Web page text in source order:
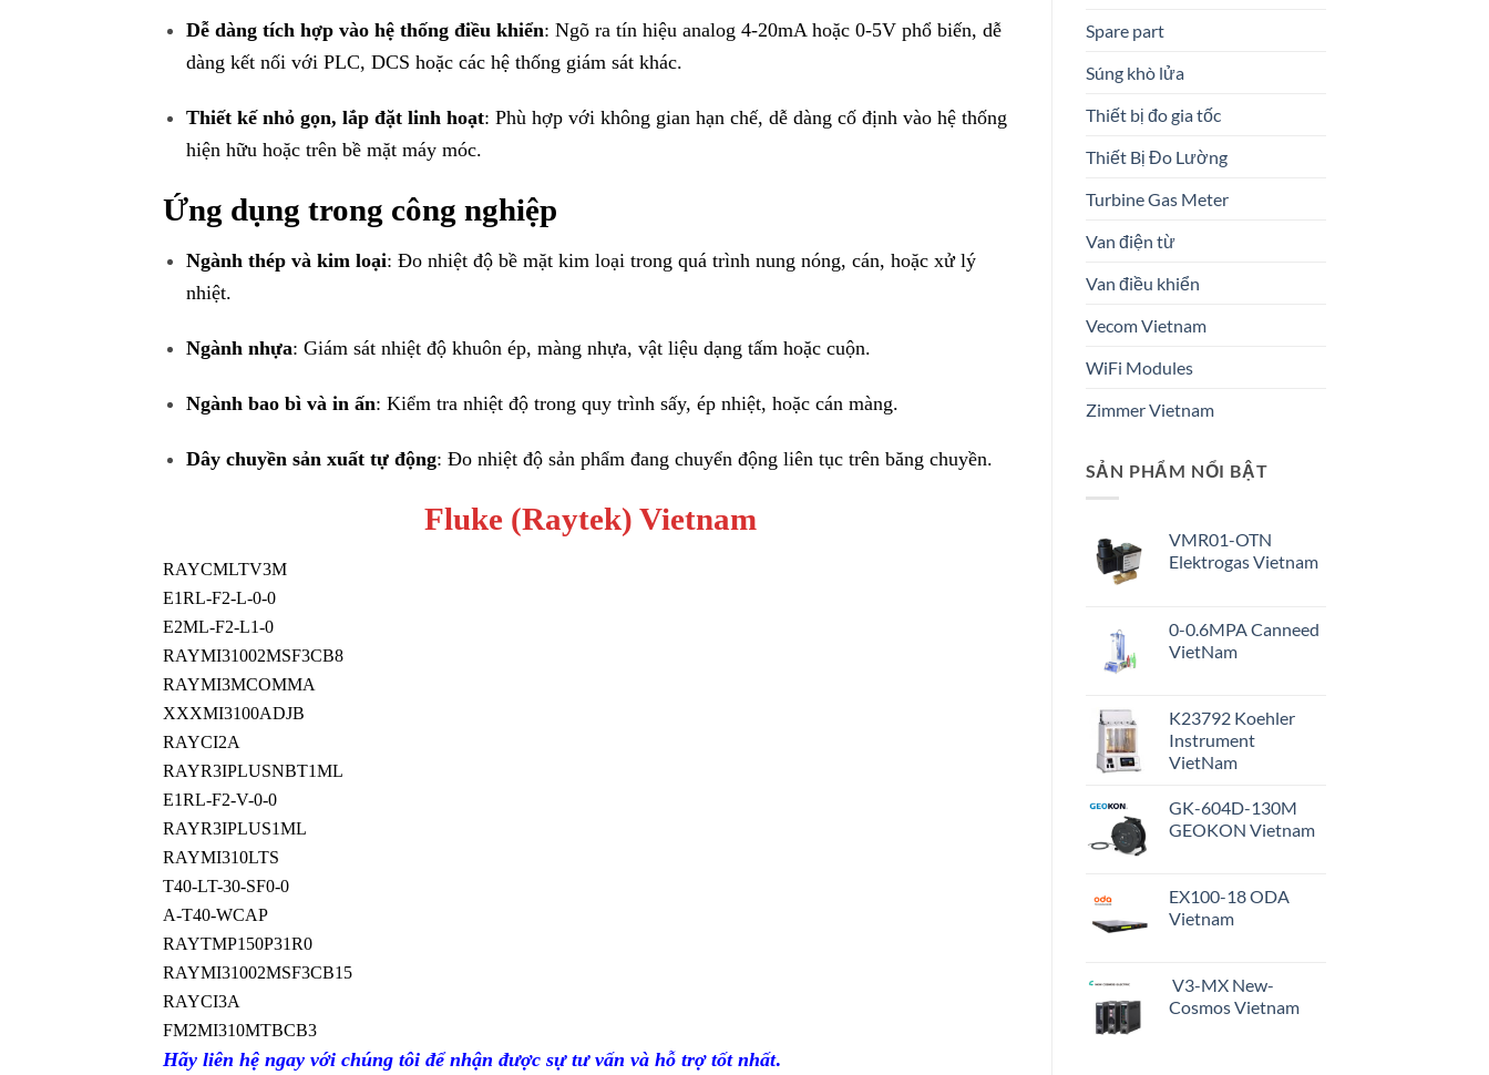
Spare part
Súng khò lửa
Thiết bị đo gia tốc
Thiết Bị Đo Lường
Turbine Gas Meter
Van điện từ
Van điều khiển
Vecom Vietnam
WiFi Modules
Zimmer Vietnam
SẢN PHẨM NỔI BẬT
VMR01-OTN
Elektrogas Vietnam
0-0.6MPA Canneed
VietNam
K23792 Koehler
Instrument
VietNam
GK-604D-130M
GEOKON Vietnam
EX100-18 ODA
Vietnam
V3-MX New-
Cosmos Vietnam
Dễ dàng tích hợp vào hệ thống điều khiển: Ngõ ra tín hiệu analog 4-20mA hoặc 0-5V phổ biến, dễ
dàng kết nối với PLC, DCS hoặc các hệ thống giám sát khác.
Thiết kế nhỏ gọn, lắp đặt linh hoạt: Phù hợp với không gian hạn chế, dễ dàng cố định vào hệ thống
hiện hữu hoặc trên bề mặt máy móc.
Ứng dụng trong công nghiệp
Ngành thép và kim loại: Đo nhiệt độ bề mặt kim loại trong quá trình nung nóng, cán, hoặc xử lý
nhiệt.
Ngành nhựa: Giám sát nhiệt độ khuôn ép, màng nhựa, vật liệu dạng tấm hoặc cuộn.
Ngành bao bì và in ấn: Kiểm tra nhiệt độ trong quy trình sấy, ép nhiệt, hoặc cán màng.
Dây chuyền sản xuất tự động: Đo nhiệt độ sản phẩm đang chuyển động liên tục trên băng chuyền.
Fluke (Raytek) Vietnam
RAYCMLTV3M
E1RL-F2-L-0-0
E2ML-F2-L1-0
RAYMI31002MSF3CB8
RAYMI3MCOMMA
XXXMI3100ADJB
RAYCI2A
RAYR3IPLUSNBT1ML
E1RL-F2-V-0-0
RAYR3IPLUS1ML
RAYMI310LTS
T40-LT-30-SF0-0
A-T40-WCAP
RAYTMP150P31R0
RAYMI31002MSF3CB15
RAYCI3A
FM2MI310MTBCB3
Hãy liên hệ ngay với chúng tôi để nhận được sự tư vấn và hỗ trợ tốt nhất.